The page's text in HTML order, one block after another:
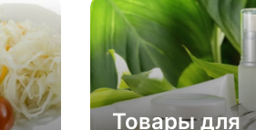
Товары для